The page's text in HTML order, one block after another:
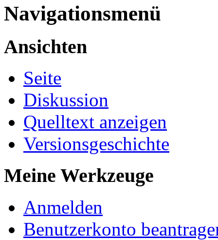
Navigationsmenü
Ansichten
Seite
Diskussion
Quelltext anzeigen
Versionsgeschichte
Meine Werkzeuge
Anmelden
Benutzerkonto